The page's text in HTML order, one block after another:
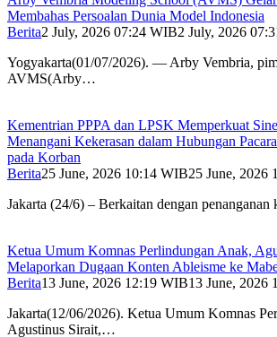
Membahas Persoalan Dunia Model Indonesia
Berita2 July, 2026 07:24 WIB2 July, 2026
Yogyakarta(01/07/2026). — Arby Vembria,
AVMS(Arby…
Kementrian PPPA dan LPSK Memperkuat
Menangani Kekerasan dalam Hubungan
pada Korban
Berita25 June, 2026 10:14 WIB25 June, 2026
Jakarta (24/6) – Berkaitan dengan
Ketua Umum Komnas Perlindungan Anak,
Melaporkan Dugaan Konten Ableisme ke
Berita13 June, 2026 12:19 WIB13 June, 2026
Jakarta(12/06/2026). Ketua Umum Komnas
Agustinus Sirait,…